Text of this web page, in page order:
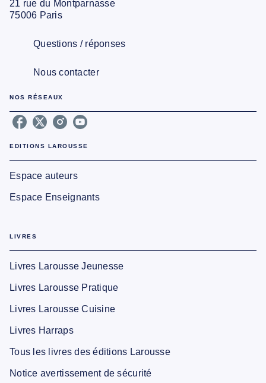
21 rue du Montparnasse
75006 Paris
Questions / réponses
Nous contacter
NOS RÉSEAUX
EDITIONS LAROUSSE
Espace auteurs
Espace Enseignants
LIVRES
Livres Larousse Jeunesse
Livres Larousse Pratique
Livres Larousse Cuisine
Livres Harraps
Tous les livres des éditions Larousse
Notice avertissement de sécurité